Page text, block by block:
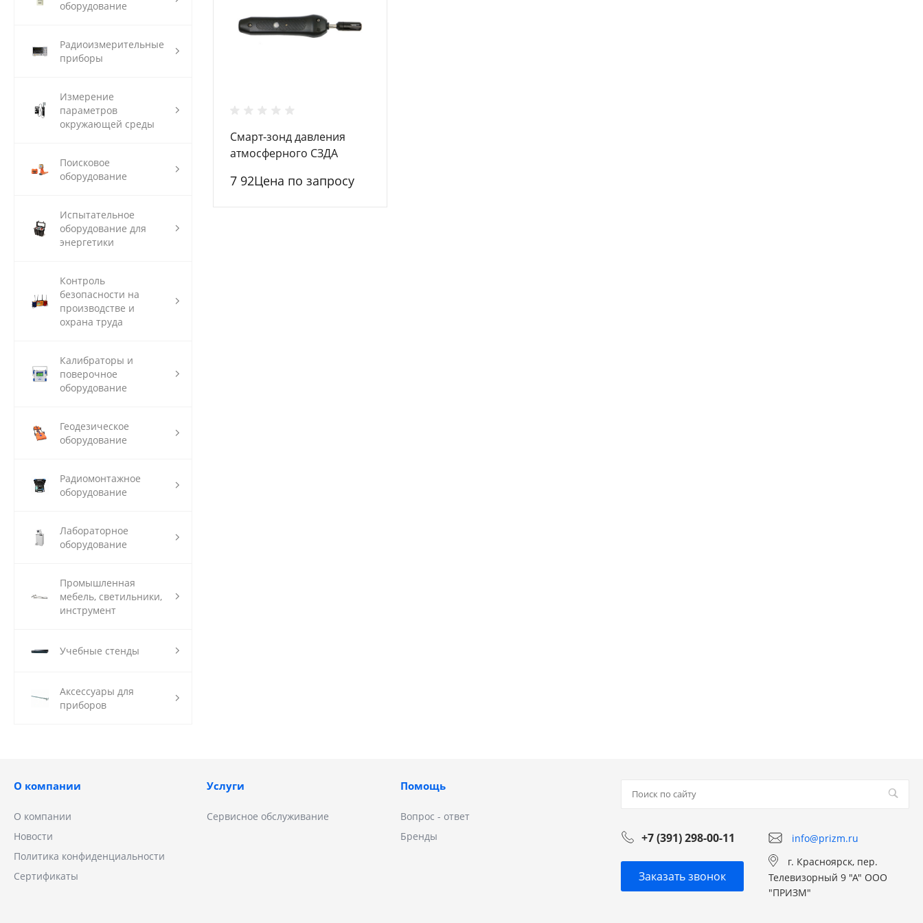
оборудование
Радиоизмерительные
приборы
Измерение
параметров
окружающей среды
Поисковое
оборудование
Испытательное
оборудование для
энергетики
Контроль
безопасности на
производстве и
охрана труда
Калибраторы и
поверочное
оборудование
Геодезическое
оборудование
Радиомонтажное
оборудование
Лабораторное
оборудование
Промышленная
мебель, светильники,
инструмент
Учебные стенды
Аксессуары для
приборов
Смарт-зонд давления
атмосферного СЗДА
7 92Цена по запросу
О компании
О компании
Новости
Политика конфиденциальности
Сертификаты
Услуги
Сервисное обслуживание
Помощь
Вопрос - ответ
Бренды
+7 (391) 298-00-11 info@prizm.ru
Заказать звонок
г. Красноярск, пер.
Телевизорный 9 "А" ООО
"ПРИЗМ"